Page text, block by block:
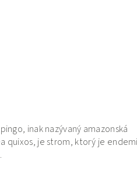
inak nazývaný amazonská
quixos, je strom, ktorý je